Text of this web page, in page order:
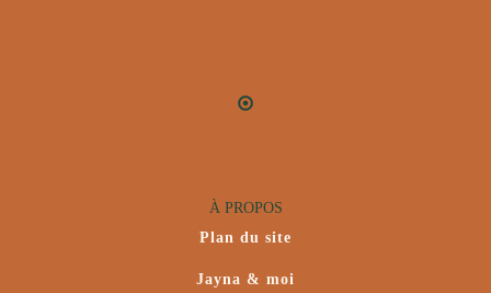
À PROPOS
Plan du site
Jayna & moi